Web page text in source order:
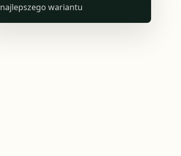
najlepszego wariantu